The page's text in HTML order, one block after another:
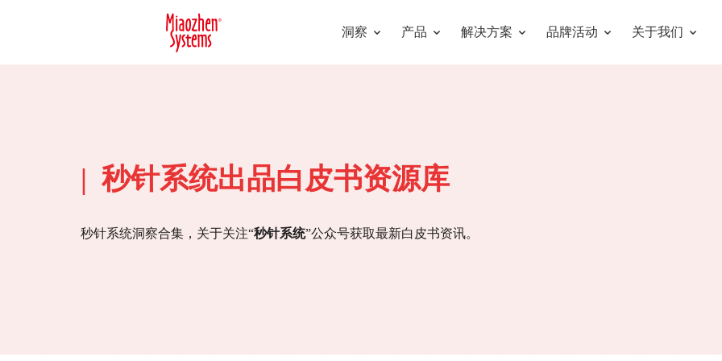
洞察 产品 解决方案 品牌活动 关于我们
| 秒针系统出品白皮书资源库
秒针系统洞察合集，关于关注“秒针系统”公众号获取最新白皮书资讯。